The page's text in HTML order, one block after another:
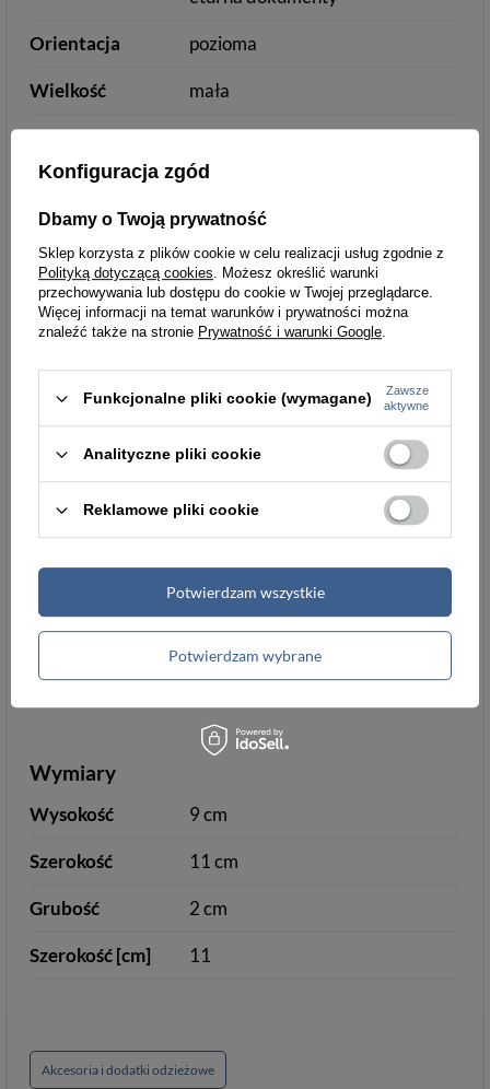
Orientacja pozioma
Wielkość mała
Detale
Styl miejski/casual
Zamknięcie bez zapięcia
Wzór bez wzoru
Ilość przegródek
na karty
6-10
monety
Informacje dodatkowe
tak
rejestracyjny
nie mieści
Wymiary
Wysokość 9 cm
Szerokość 11 cm
Grubość 2 cm
Szerokość [cm] 11
Akcesoria i dodatki odzieżowe
Konfiguracja zgód
Dbamy o Twoją prywatność
Sklep korzysta z plików cookie w celu realizacji usług zgodnie z
Polityką dotyczącą cookies. Możesz określić warunki
przechowywania lub dostępu do cookie w Twojej przeglądarce.
Więcej informacji na temat warunków i prywatności można
znaleźć także na stronie Prywatność i warunki Google.
Funkcjonalne pliki cookie (wymagane)
Zawsze
aktywne
Analityczne pliki cookie
Reklamowe pliki cookie
Potwierdzam wybrane
Potwierdzam wszystkie